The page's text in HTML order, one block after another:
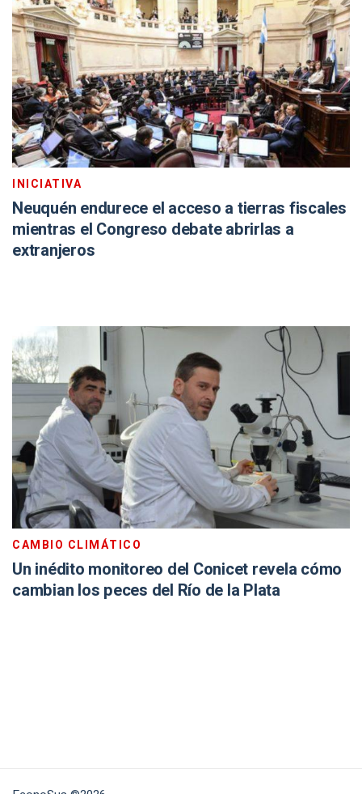
INICIATIVA
Neuquén endurece el acceso a tierras fiscales
mientras el Congreso debate abrirlas a
extranjeros
CAMBIO CLIMÁTICO
Un inédito monitoreo del Conicet revela cómo
cambian los peces del Río de la Plata